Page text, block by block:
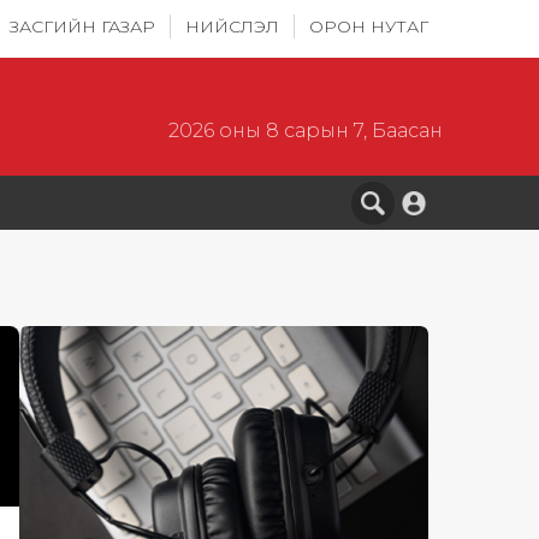
ЗАСГИЙН ГАЗАР НИЙСЛЭЛ ОРОН НУТАГ
2026 оны 8 сарын 7, Баасан